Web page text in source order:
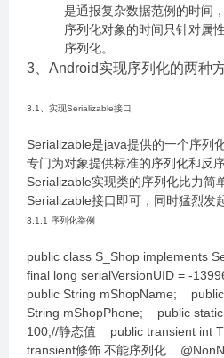
是通报复杂数据范例的时间
序列化对象的时间只针对属
序列化。
3、Android实现序列化的两种
3.1、实现Serializable接口
Serializable是java提供的一个序列
专门为对象提供标准的序列化和反
Serializable实现类的序列化比力简
Serializable接口即可，同时猛烈发
3.1.1 序列化举例
public class S_Shop implements
final long serialVersionUID = -
public String mShopName;
String mShopPhone; public static
100;//静态值 public transient int
transient修饰 不能序列化